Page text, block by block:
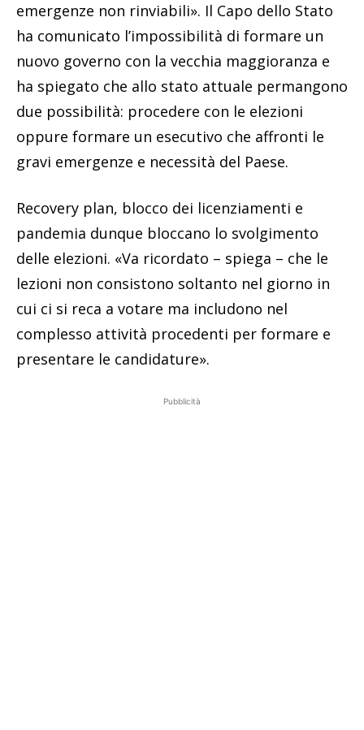
emergenze non rinviabili». Il Capo dello Stato
ha comunicato l’impossibilità di formare un
nuovo governo con la vecchia maggioranza e
ha spiegato che allo stato attuale permangono
due possibilità: procedere con le elezioni
oppure formare un esecutivo che affronti le
gravi emergenze e necessità del Paese.
Recovery plan, blocco dei licenziamenti e
pandemia dunque bloccano lo svolgimento
delle elezioni. «Va ricordato – spiega – che le
lezioni non consistono soltanto nel giorno in
cui ci si reca a votare ma includono nel
complesso attività procedenti per formare e
presentare le candidature».
Pubblicità